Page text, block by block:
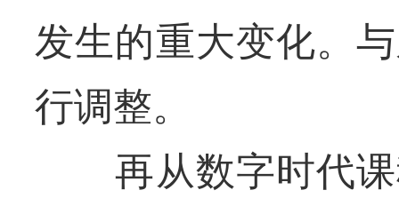
发生的重大变化。
行调整。
再从数字时代课